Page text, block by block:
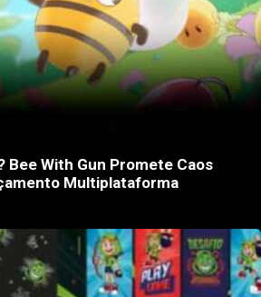
Bee With Gun Promete Caos
Multiplataforma